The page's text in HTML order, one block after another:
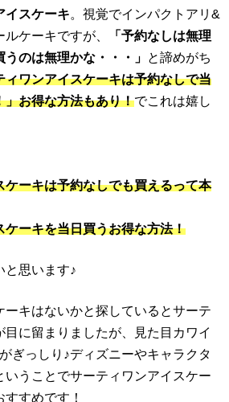
イスケーキ 。視覚でインパクトアリ&
ケーキですが、
「予約なしは無理
のは無理かな・・・」
と諦めがち
ィワンアイスケーキは予約なしで当
」お得な方法もあり！でこれは嬉し
ケーキは予約なしでも買えるって本
ケーキを当日買うお得な方法！
と思います♪
ーキはないかと探しているとサーテ
目に留まりましたが、見た目カワイ
ぎっしり♪ディズニーやキャラクタ
いうことでサーティワンアイスケー
すめです！